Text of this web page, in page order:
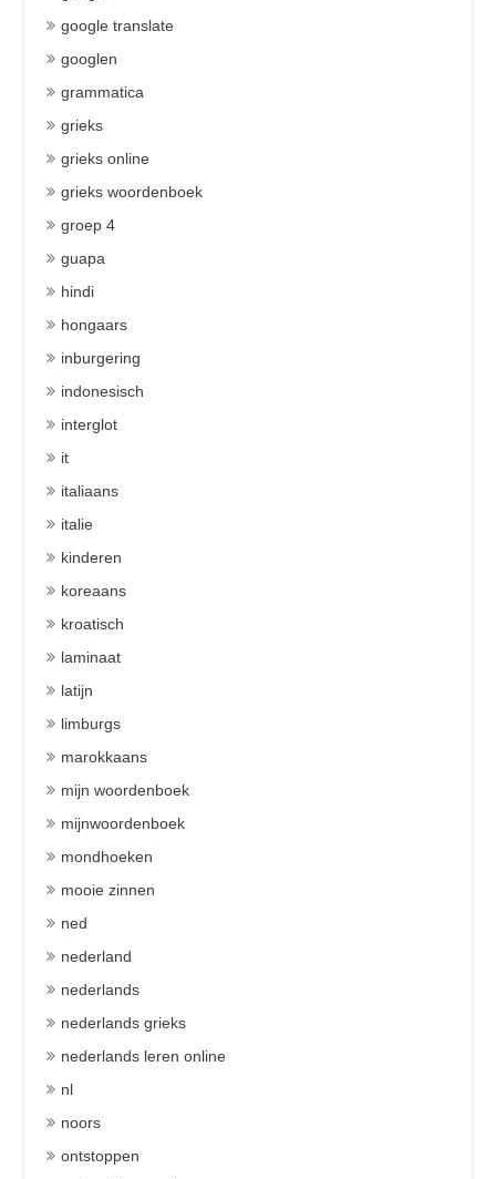
google translate
googlen
grammatica
grieks
grieks online
grieks woordenboek
groep 4
guapa
hindi
hongaars
inburgering
indonesisch
interglot
it
italiaans
italie
kinderen
koreaans
kroatisch
laminaat
latijn
limburgs
marokkaans
mijn woordenboek
mijnwoordenboek
mondhoeken
mooie zinnen
ned
nederland
nederlands
nederlands grieks
nederlands leren online
nl
noors
ontstoppen